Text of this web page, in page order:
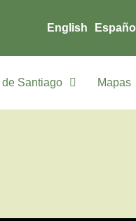
English Español
de Santiago Mapas